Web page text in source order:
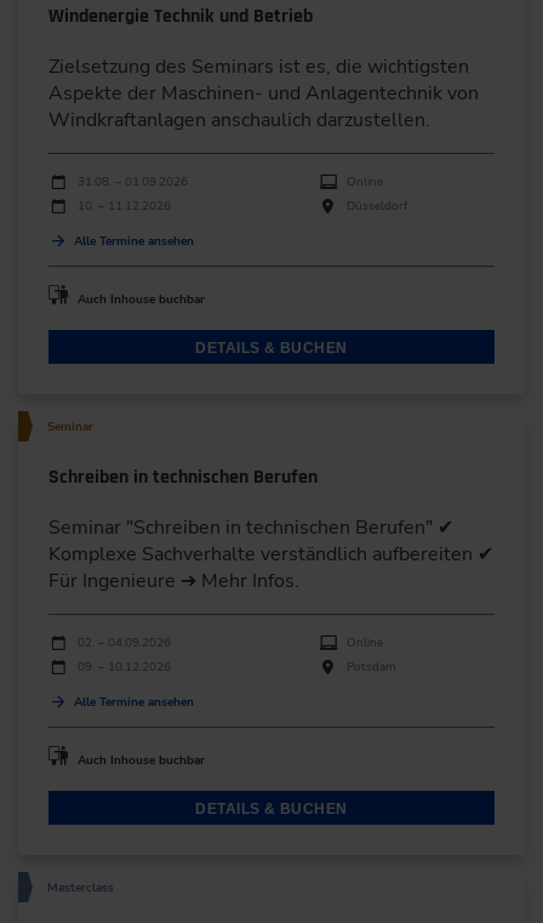
Windenergie Technik und Betrieb
Zielsetzung des Seminars ist es, die wichtigsten
Aspekte der Maschinen- und Anlagentechnik von
Windkraftanlagen anschaulich darzustellen.
Durchführungen
Veranstaltungsdatum Veranstaltungsort
31.08. – 01.09.2026
Online
10. – 11.12.2026
Düsseldorf
Alle Termine ansehen
Auch Inhouse buchbar
DETAILS & BUCHEN
Seminar
Schreiben in technischen Berufen
Seminar "Schreiben in technischen Berufen" ✔
Komplexe Sachverhalte verständlich aufbereiten ✔
Für Ingenieure ➔ Mehr Infos.
Durchführungen
Veranstaltungsdatum
02. – 04.09.2026
Online
09. – 10.12.2026
Potsdam
Alle Termine ansehen
Auch Inhouse buchbar
DETAILS & BUCHEN
Masterclass